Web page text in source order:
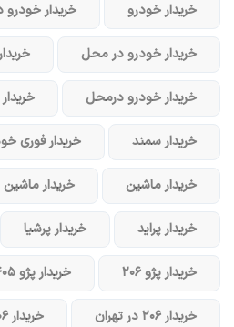
خریدار خودرو خریدار خودرو
خریدار خودرو در محل
خریدار خودرو در‌محل
خریدار سمند خریدار فوری
خریدار ماشین خریدار ماشین
خریدار پراید خریدار پرشیا
خریدار پژو ۲۰۶ خریدار پژو ۴۰۵
خریدار ۲۰۶ در تهران خریدار ۲۰۶ در محل